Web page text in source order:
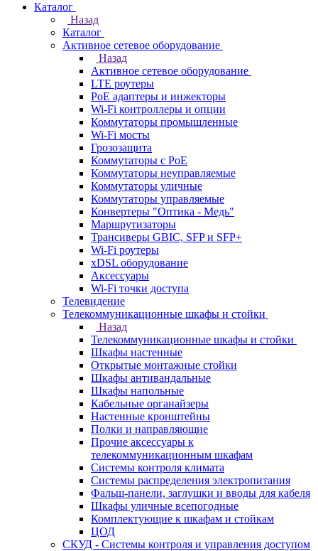
Каталог
Назад
Каталог
Активное сетевое оборудование
Назад
Активное сетевое оборудование
LTE роутеры
PoE адаптеры и инжекторы
Wi-Fi контроллеры и опции
Коммутаторы промышленные
Wi-Fi мосты
Грозозащита
Коммутаторы c PoE
Коммутаторы неуправляемые
Коммутаторы уличные
Коммутаторы управляемые
Конвертеры "Оптика - Медь"
Маршрутизаторы
Трансиверы GBIC, SFP и SFP+
Wi-Fi роутеры
xDSL оборудование
Аксессуары
Wi-Fi точки доступа
Телевидение
Телекоммуникационные шкафы и стойки
Назад
Телекоммуникационные шкафы и стойки
Шкафы настенные
Открытые монтажные стойки
Шкафы антивандальные
Шкафы напольные
Кабельные органайзеры
Настенные кронштейны
Полки и направляющие
Прочие аксессуары к
телекоммуникационным шкафам
Системы контроля климата
Системы распределения электропитания
Фальш-панели, заглушки и вводы для кабеля
Шкафы уличные всепогодные
Комплектующие к шкафам и стойкам
ЦОД
СКУД - Системы контроля и управления доступом